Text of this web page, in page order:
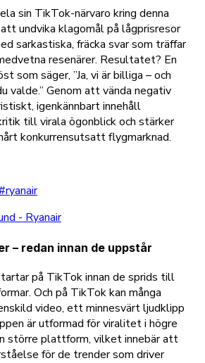
sin TikTok-närvaro kring denna
undvika klagomål på lågprisresor
sarkastiska, fräcka svar som träffar
resenärer. Resultatet? En
som säger, ”Ja, vi är billiga – och
valde.” Genom att vända negativ
igenkännbart innehåll
till virala ögonblick och stärker
konkurrensutsatt flygmarknad.
- Ryanair
– redan innan de uppstår
på TikTok innan de sprids till
Och på TikTok kan många
video, ett minnesvärt ljudklipp
är utformad för viralitet i högre
större plattform, vilket innebär att
för de trender som driver